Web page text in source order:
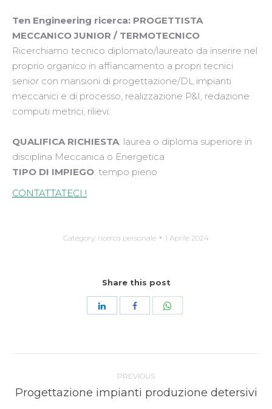
Ten Engineering ricerca: PROGETTISTA
MECCANICO JUNIOR / TERMOTECNICO
Ricerchiamo tecnico diplomato/laureato da inserire nel
proprio organico in affiancamento a propri tecnici
senior con mansioni di progettazione/DL impianti
meccanici e di processo, realizzazione P&I, redazione
computi metrici, rilievi.
QUALIFICA RICHIESTA: laurea o diploma superiore in
disciplina Meccanica o Energetica
TIPO DI IMPIEGO: tempo pieno
CONTATTATECI !
Category: ricerca personale 1 Aprile 2024
Share this post
Share Share
navigation
PREVIOUS
Previous
Progettazione impianti produzione detersivi